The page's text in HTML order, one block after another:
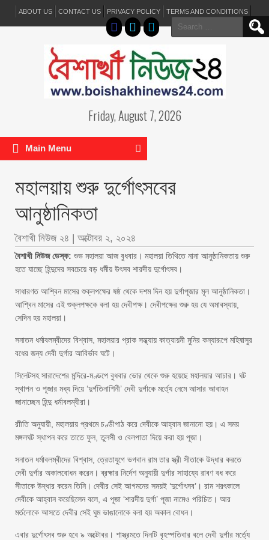
ABOUT US CONTACT US PRIVACY POLICY TERMS AND CONDITIONS
Search
for:
Friday, August 7, 2026
Main Menu
মহালয়ায় শুরু দুর্গোৎসবের
আনুষ্ঠানিকতা
বৈশাখী নিউজ ২৪ | অক্টোবর ২, ২০২৪
বৈশাখী নিউজ ডেস্ক: শুভ মহালয়া আজ বুধবার। মহালয়া তিথিতে নানা আনুষ্ঠানিকতায় শুরু
হতে যাচ্ছে হিন্দুদের সবচেয়ে বড় ধর্মীয় উৎসব শারদীয় দুর্গোৎসব।
সাধারণত আশ্বিন মাসের শুক্লপক্ষের ষষ্ঠ থেকে দশম দিন হয় দুর্গাপূজার মূল আনুষ্ঠানিকতা।
আশ্বিন মাসের এই শুক্লপক্ষকে বলা হয় দেবীপক্ষ। দেবীপক্ষের শুরু হয় যে অমাবস্যায়,
সেদিন হয় মহালয়া।
সনাতন ধর্মাবলম্বীদের বিশ্বাস, মহালয়ার প্রাক সন্ধ্যায় কাত্যায়নী মুনির কন্যারূপে মহিষাসুর
বধের জন্য দেবী দুর্গার আবির্ভাব ঘটে।
সিলেটসহ সারাদেশের মন্দিরে-মণ্ডপে বুধবার ভোর থেকে শুরু হয়েছে মহালয়ার আচার। ঘট
স্থাপন ও পূজার মধ্য দিয়ে ‘দুর্গতিনাশিনী’ দেবী দুর্গাকে মর্ত্যে নেমে আসার আবাহন
জানাচ্ছেন হিন্দু ধর্মাবলম্বীরা।
রাীতি অনুযায়ী, মহালয়ায় প্রথমে চণ্ডীপাঠ করে দেবীকে আহ্বান জানানো হয়। এ সময়
মঙ্গলঘট স্থাপন করে তাতে ফুল, তুলসী ও বেলপাতা দিয়ে করা হয় পূজা।
সনাতন ধর্মাবলম্বীদের বিশ্বাস, ত্রেতাযুগে ভগবান রাম তার স্ত্রী সীতাকে উদ্ধার করতে
দেবী দুর্গার অকালবোধন করেন। ব্রহ্মার নির্দেশ অনুযায়ী দুর্গার সাহায্যে রাবণ বধ করে
সীতাকে উদ্ধার করেন তিনি। দেবীর সেই আগমনের সময়ই ‘দুর্গোৎসব’। রাম শরৎকালে
দেবীকে আহ্বান করেছিলেন বলে, এ পূজা ‘শারদীয় দুর্গা’ পূজা নামেও পরিচিত। আর
মর্তলোকে আসতে দেবীর সেই ঘুম ভাঙানোকে বলা হয় অকাল বোধন।
এবার দুর্গোৎসব শুরু হবে ৯ অক্টোবর। শাস্ত্রমতে দিনটি বৃহস্পতিবার বলে দেবী দুর্গার মর্ত্যে